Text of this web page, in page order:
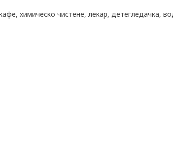
химическо чистене, лекар, детегледачка,